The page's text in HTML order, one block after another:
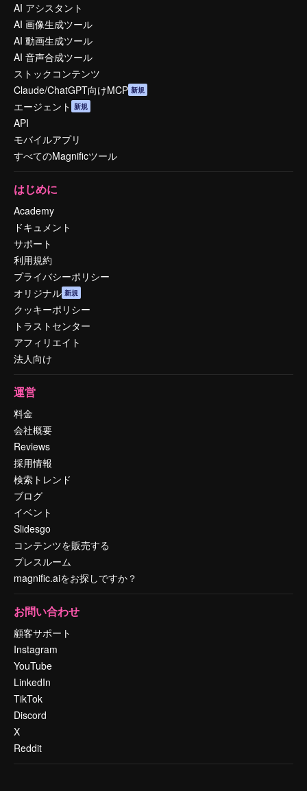
AI アシスタント
AI 画像生成ツール
AI 動画生成ツール
AI 音声合成ツール
ストックコンテンツ
Claude/ChatGPT向けMCP 新規
エージェント 新規
API
モバイルアプリ
すべてのMagnificツール
はじめに
Academy
ドキュメント
サポート
利用規約
プライバシーポリシー
オリジナル 新規
クッキーポリシー
トラストセンター
アフィリエイト
法人向け
運営
料金
会社概要
Reviews
採用情報
検索トレンド
ブログ
イベント
Slidesgo
コンテンツを販売する
プレスルーム
magnific.aiをお探しですか？
お問い合わせ
顧客サポート
Instagram
YouTube
LinkedIn
TikTok
Discord
X
Reddit